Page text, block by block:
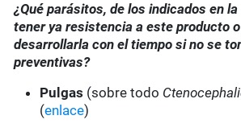
¿Qué parásitos, de los indicados en
tener ya resistencia a este producto
desarrollarla con el tiempo si no se
preventivas?
Pulgas (sobre todo
(enlace)